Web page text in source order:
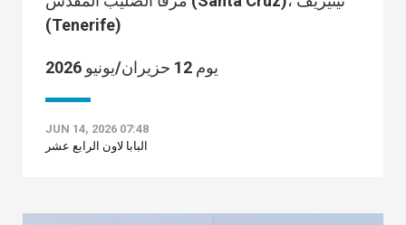
(Tenerife)
يوم 12 حزيران/يونيو 2026
JUN 14, 2026 07:48
البابا لاون الرابع عشر